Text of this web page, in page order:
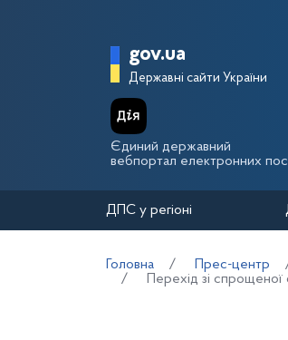
Головна
gov.ua
Державні сайти України
Єдиний державний
вебпортал електронних
ДПС у регіоні
Головна Прес-центр
Перехід зі